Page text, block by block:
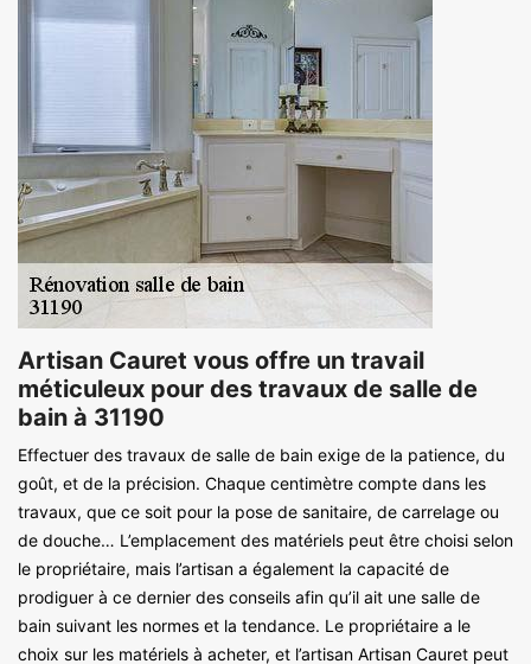
Artisan Cauret vous offre un travail
méticuleux pour des travaux de salle de
bain à 31190
Effectuer des travaux de salle de bain exige de la patience, du
goût, et de la précision. Chaque centimètre compte dans les
travaux, que ce soit pour la pose de sanitaire, de carrelage ou
de douche… L’emplacement des matériels peut être choisi selon
le propriétaire, mais l’artisan a également la capacité de
prodiguer à ce dernier des conseils afin qu’il ait une salle de
bain suivant les normes et la tendance. Le propriétaire a le
choix sur les matériels à acheter, et l’artisan Artisan Cauret peut